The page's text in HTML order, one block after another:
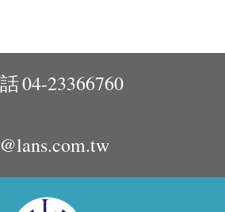
04-23366760